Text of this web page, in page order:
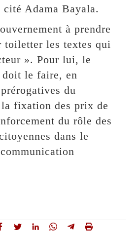
Adama Bayala.
à prendre
toiletter les textes qui
». Pour lui, le
doit le faire, en
du
fixation des prix de
du rôle des
dans le